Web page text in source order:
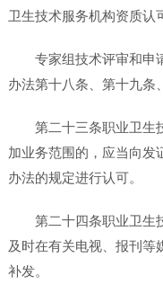
卫生技术服务机构资质认
专家组技术评审和申
办法第十八条、第十九条
第二十三条职业卫生
加业务范围的，应当向发
办法的规定进行认可。
第二十四条职业卫生
及时在有关电视、报刊等
补发。